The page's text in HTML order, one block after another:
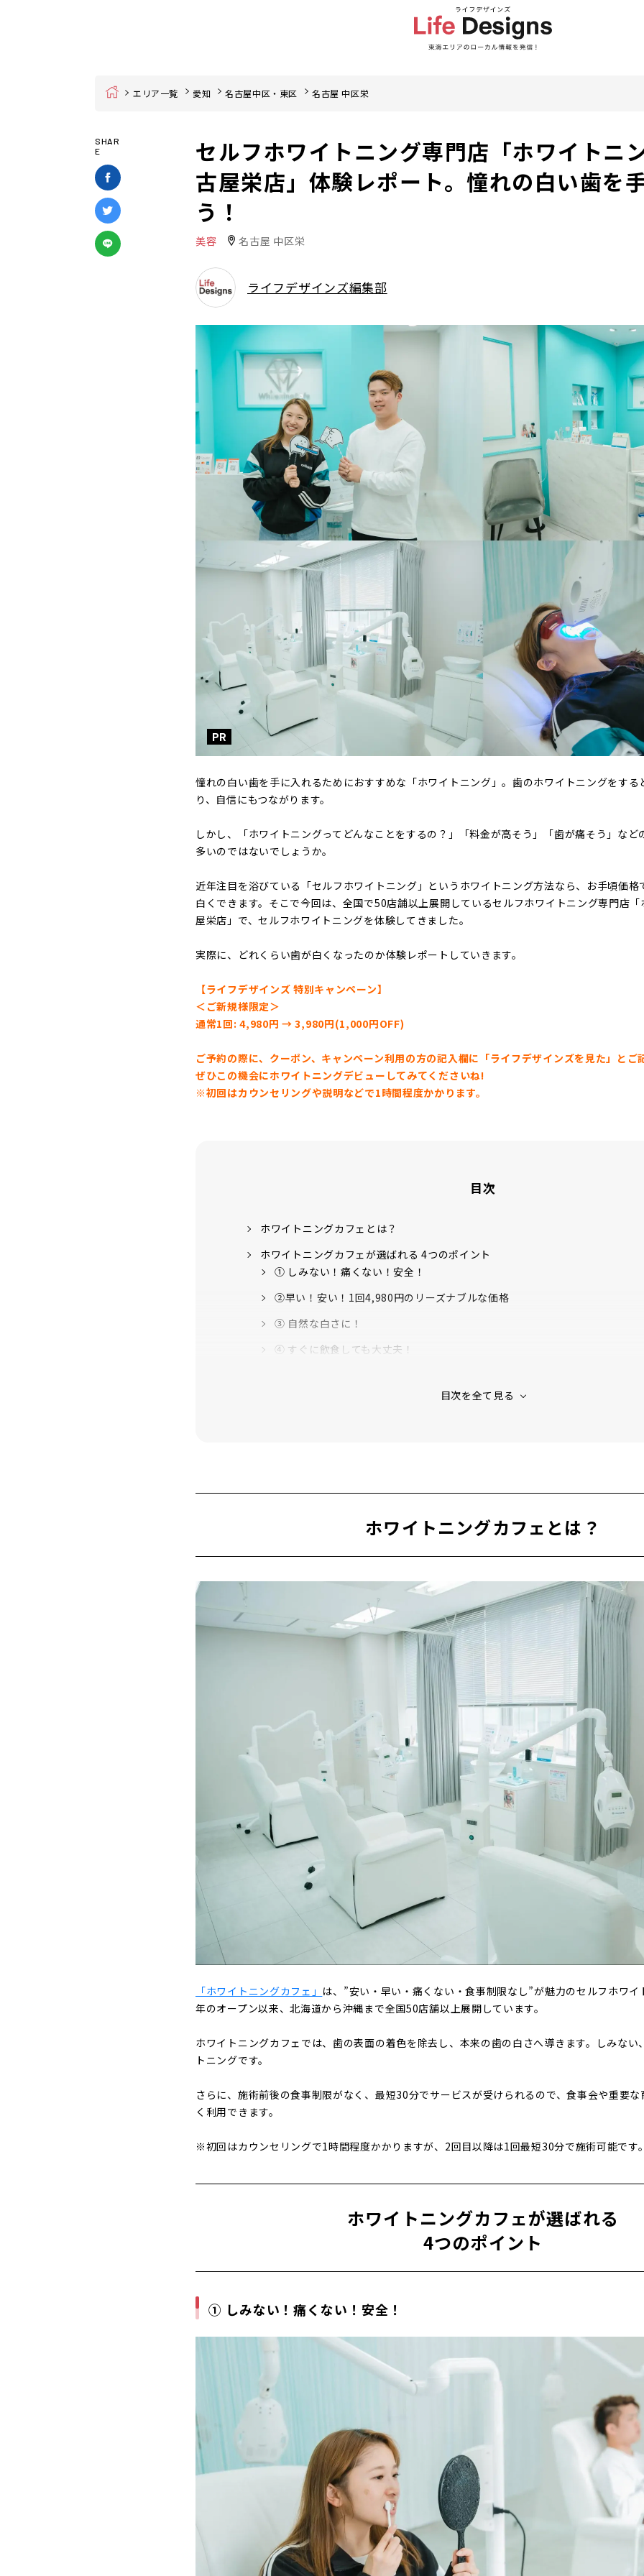
Home エリア一覧 愛知 名古屋中区・東区 名古屋 中区栄
SHAR
E
セルフホワイトニング専門店「ホワイトニ
古屋栄店」体験レポート。憧れの白い歯を
う！
美容 名古屋 中区栄
ライフデザインズ編集部
PR
憧れの白い歯を手に入れるためにおすすめな「ホワイトニング」。歯のホワイトニングをする
り、自信にもつながります。
しかし、「ホワイトニングってどんなことをするの？」「料金が高そう」「歯が痛そう」など
多いのではないでしょうか。
近年注目を浴びている「セルフホワイトニング」というホワイトニング方法なら、お手頃価格
白くできます。そこで今回は、全国で50店舗以上展開しているセルフホワイトニング専門店
屋栄店」で、セルフホワイトニングを体験してきました。
実際に、どれくらい歯が白くなったのか体験レポートしていきます。
【ライフデザインズ 特別キャンペーン】
＜ご新規様限定＞
通常1回: 4,980円 → 3,980円(1,000円OFF)
ご予約の際に、クーポン、キャンペーン利用の方の記入欄に「ライフデザインズを見た」とご
ぜひこの機会にホワイトニングデビューしてみてくださいね!
※初回はカウンセリングや説明などで1時間程度かかります。
目次
ホワイトニングカフェとは？
ホワイトニングカフェが選ばれる 4つのポイント
① しみない！痛くない！安全！
②早い！安い！1回4,980円のリーズナブル​な価格
③ 自然な白さに！
④ すぐに飲食しても大丈夫！
マウスオープナーを装着
最後のトーンチェック
ホームメンテナンスをしっかりしよう！
ライフデザインズ 特別キャンペーン
ホワイトニングカフェとは？
「ホワイトニングカフェ」 は、”安い・早い・痛くない・食事制限なし”が魅力のセルフホワ
年のオープン以来、北海道から沖縄まで全国50店舗以上展開しています。
ホワイトニングカフェでは、歯の表面の着色を除去し、本来の歯の白さへ導きます。しみない
トニングです。
さらに、施術前後の食事制限がなく、最短30分でサービスが受けられるので、食事会や重要
く利用できます。
※初回はカウンセリングで1時間程度かかりますが、2回目以降は1回最短30分で施術可能です。
ホワイトニングカフェが選ばれる
4つのポイント
① しみない！痛くない！安全！